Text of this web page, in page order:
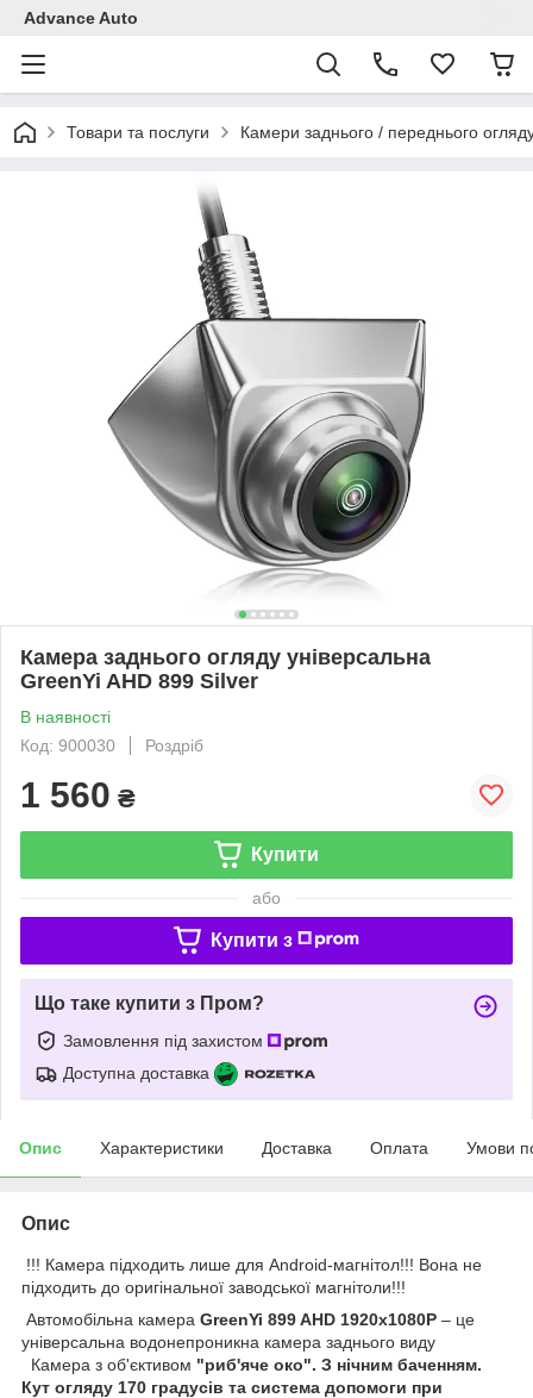
Advance Auto
Товари та послуги Камери заднього / переднього
Камера заднього огляду універсальна
GreenYi AHD 899 Silver
В наявності
Код: 900030
Роздріб
1 560 ₴
Купити
або
Купити з
Що таке купити з Пром?
Замовлення під захистом
Доступна доставка
Опис Характеристики Доставка Оплата Умови
Опис
!!! Камера підходить лише для Android-магнітол!!! Вона не
підходить до оригінальної заводської магнітоли!!!
Автомобільна камера GreenYi 899 AHD 1920x1080P – це
універсальна водонепроникна камера заднього виду
Камера з об'єктивом "риб'яче око". З нічним баченням.
Кут огляду 170 градусів та система допомоги при